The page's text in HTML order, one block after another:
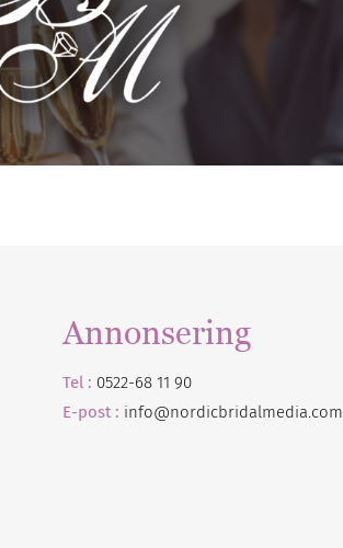
Annonsering
Tel : 0522-68 11 90
E-post : info@nordicbridalmedia.com